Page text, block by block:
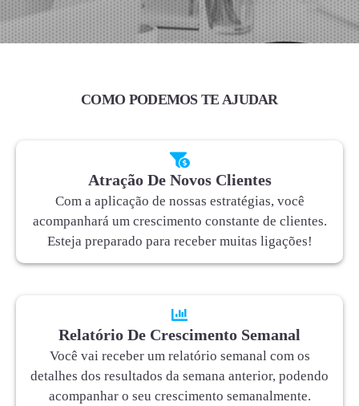
COMO PODEMOS TE AJUDAR
Atração De Novos Clientes
Com a aplicação de nossas estratégias, você
acompanhará um crescimento constante de clientes.
Esteja preparado para receber muitas ligações!
Relatório De Crescimento Semanal
Você vai receber um relatório semanal com os
detalhes dos resultados da semana anterior, podendo
acompanhar o seu crescimento semanalmente.